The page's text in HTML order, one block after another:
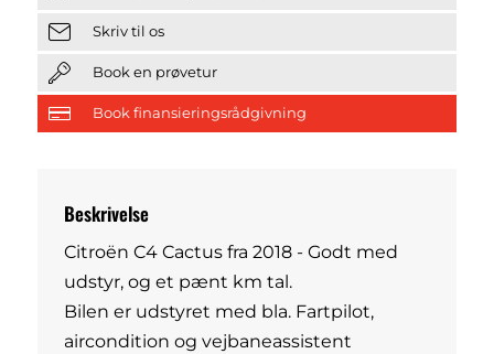
Skriv til os
Book en prøvetur
Book finansieringsrådgivning
Beskrivelse
Citroën C4 Cactus fra 2018 - Godt med
udstyr, og et pænt km tal.
Bilen er udstyret med bla. Fartpilot,
aircondition og vejbaneassistent